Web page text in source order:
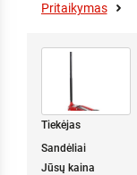
Pritaikymas
Tiekėjas
Sandėliai
Jūsų kaina